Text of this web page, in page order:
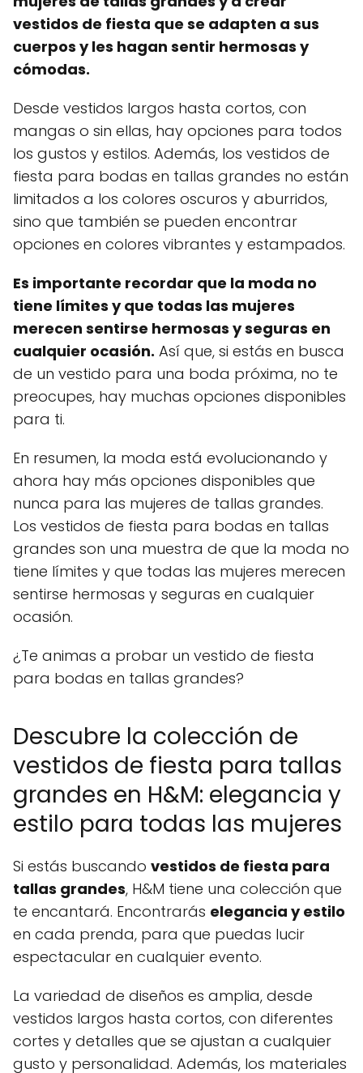
vestidos de fiesta que se adapten a sus
cuerpos y les hagan sentir hermosas y
cómodas.
Desde vestidos largos hasta cortos, con
mangas o sin ellas, hay opciones para todos
los gustos y estilos. Además, los vestidos de
fiesta para bodas en tallas grandes no están
limitados a los colores oscuros y aburridos,
sino que también se pueden encontrar
opciones en colores vibrantes y estampados.
Es importante recordar que la moda no
tiene límites y que todas las mujeres
merecen sentirse hermosas y seguras en
cualquier ocasión. Así que, si estás en busca
de un vestido para una boda próxima, no te
preocupes, hay muchas opciones disponibles
para ti.
En resumen, la moda está evolucionando y
ahora hay más opciones disponibles que
nunca para las mujeres de tallas grandes.
Los vestidos de fiesta para bodas en tallas
grandes son una muestra de que la moda no
tiene límites y que todas las mujeres merecen
sentirse hermosas y seguras en cualquier
ocasión.
¿Te animas a probar un vestido de fiesta
para bodas en tallas grandes?
Descubre la colección de
vestidos de fiesta para tallas
grandes en H&M: elegancia y
estilo para todas las mujeres
Si estás buscando vestidos de fiesta para
tallas grandes, H&M tiene una colección que
te encantará. Encontrarás elegancia y estilo
en cada prenda, para que puedas lucir
espectacular en cualquier evento.
La variedad de diseños es amplia, desde
vestidos largos hasta cortos, con diferentes
cortes y detalles que se ajustan a cualquier
gusto y personalidad. Además, los materiales